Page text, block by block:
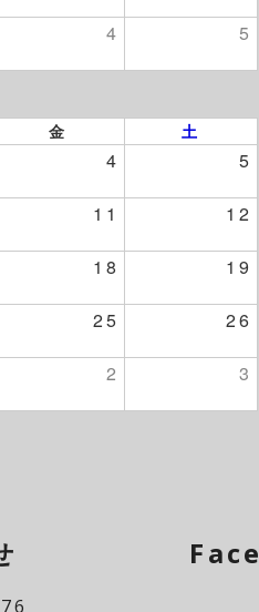
4 5
金 土
4 5
11 12
18 19
25 26
2 3